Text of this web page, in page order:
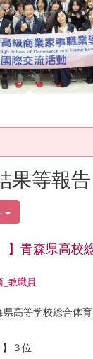
果等報告
青森県高校
_教職員
高等学校総合体
３位